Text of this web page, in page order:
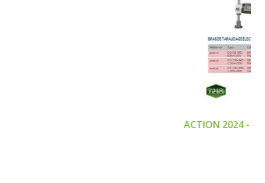
ACTION 2024 - FLASH 3